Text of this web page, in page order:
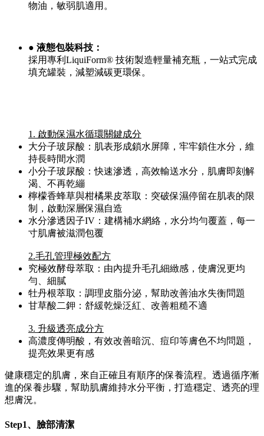
物油，敏弱肌適用。
● 液態包裝科技：
採用專利LiquiForm® 技術製造輕量補充瓶，一站式完成
填充罐裝，減塑減碳更環保。
1. 啟動保濕水循環關鍵成分
大分子玻尿酸：肌表形成鎖水屏障，牢牢鎖住水分，維
持長時間水潤
小分子玻尿酸：快速滲透，高效輸送水分，肌膚即刻解
渴、不再乾繃
檸檬香蜂草與柑橘果皮萃取：突破保濕停留在肌表的限
制，啟動深層保濕自造
水分滲透因子IV：建構補水網絡，水分均勻覆蓋，每一
寸肌膚被滋潤包覆
2.毛孔管理極效配方
究極效酵母萃取：由內提升毛孔細緻感，使膚況更均
勻、細膩
牡丹根萃取：調理皮脂分泌，幫助改善油水失衡問題
甘草酸二鉀：舒緩乾燥泛紅、改善粗糙不適
3. 升級透亮成分方
高濃度傳明酸，有效改善暗沉、痘印等膚色不均問題，
提亮效果更有感
健康穩定的肌膚，來自正確且有順序的保養流程。透過循序漸
進的保養步驟，幫助肌膚維持水分平衡，打造穩定、透亮的理
想膚況。
Step1、臉部清潔